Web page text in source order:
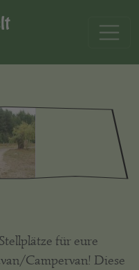
für eure
Campervan! Diese